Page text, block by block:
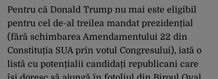
Pentru că Donald Trump nu mai este eligibil
pentru cel de-al treilea mandat prezidențial
(fără schimbarea Amendamentului 22 din
Constituția SUA prin votul Congresului), iată o
listă cu potențialii candidați republicani care